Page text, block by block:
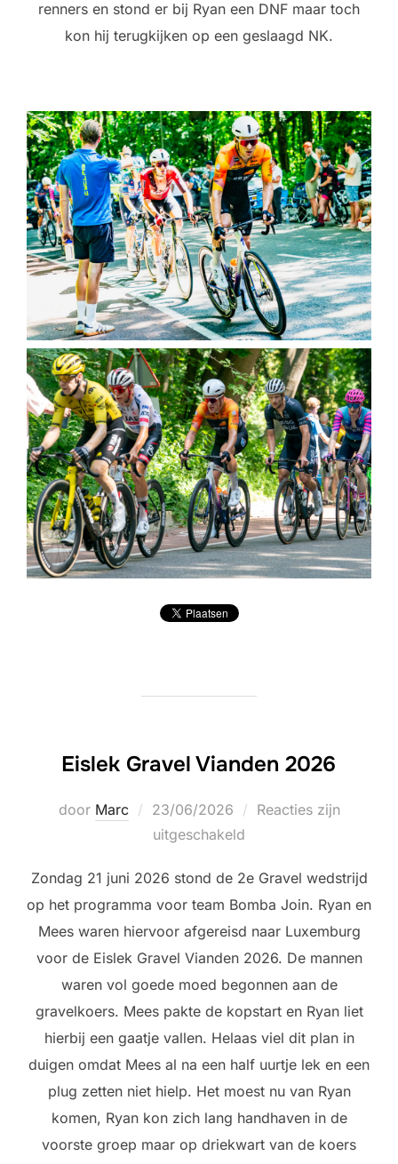
renners en stond er bij Ryan een DNF maar toch
kon hij terugkijken op een geslaagd NK.
Eislek Gravel Vianden 2026
door Marc
Geplaatst
op
23/06/2026
Reacties zijn
uitgeschakeld
Zondag 21 juni 2026 stond de 2e Gravel wedstrijd
op het programma voor team Bomba Join. Ryan en
Mees waren hiervoor afgereisd naar Luxemburg
voor de Eislek Gravel Vianden 2026. De mannen
waren vol goede moed begonnen aan de
gravelkoers. Mees pakte de kopstart en Ryan liet
hierbij een gaatje vallen. Helaas viel dit plan in
duigen omdat Mees al na een half uurtje lek en een
plug zetten niet hielp. Het moest nu van Ryan
komen, Ryan kon zich lang handhaven in de
voorste groep maar op driekwart van de koers